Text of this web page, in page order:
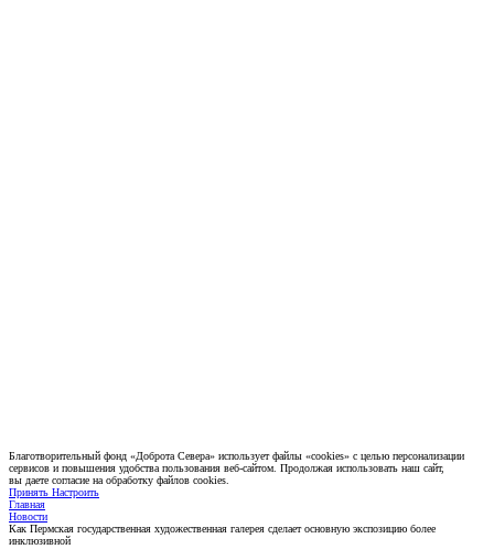
Благотворительный фонд «Доброта Севера» использует файлы «cookies» с целью персонализации
сервисов и повышения удобства пользования веб-сайтом. Продолжая использовать наш сайт,
вы даете согласие на обработку файлов cookies.
Принять Настроить
Главная
Новости
Как Пермская государственная художественная галерея сделает основную экспозицию более
инклюзивной